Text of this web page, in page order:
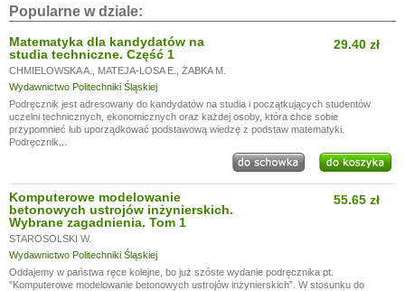
Popularne w dziale:
Matematyka dla kandydatów na
studia techniczne. Część 1
CHMIELOWSKA A. MATEJA-LOSA E.
ŻABKA M.
Wydawnictwo Politechniki Śląskiej
29.40 zł
Podręcznik jest adresowany do kandydatów na studia i początkujących studentów
uczelni technicznych, ekonomicznych oraz każdej osoby, która chce sobie
przypomnieć lub uporządkować podstawową wiedzę z podstaw matematyki.
Podręcznik...
Komputerowe modelowanie
betonowych ustrojów inżynierskich.
Wybrane zagadnienia. Tom 1
STAROSOLSKI W.
Wydawnictwo Politechniki Śląskiej
55.65 zł
Oddajemy w państwa ręce kolejne, bo już szóste wydanie podręcznika pt.
"Komputerowe modelowanie betonowych ustrojów inżynierskich”. W stosunku do